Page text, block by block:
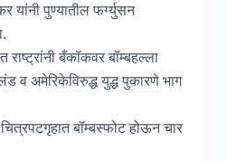
यांनी पुण्यातील फर्ग्युसन
बँकॉकवर बॉम्बहल्ला
व अमेरिकेविरुद्ध युद्ध पुकारणे भाग
बॉम्बस्फोट होऊन चार